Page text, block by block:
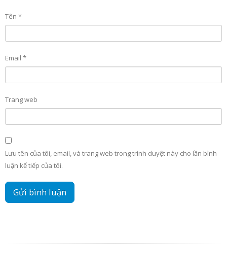
Tên *
Email *
Trang web
Lưu tên của tôi, email, và trang web trong trình duyệt này cho lần bình
luận kế tiếp của tôi.